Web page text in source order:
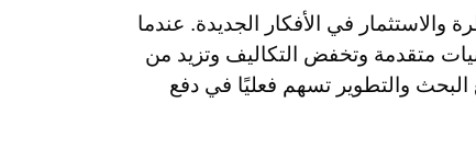
والاستثمار في الأفكار الجديدة. عندما
متقدمة وتخفض التكاليف وتزيد من
البحث والتطوير تسهم فعليًا في دفع